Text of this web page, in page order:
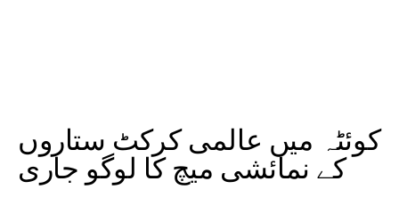
کوئٹہ میں عالمی کرکٹ ستاروں
کے نمائشی میچ کا لوگو جاری